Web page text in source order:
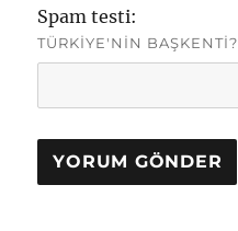
Spam testi:
TÜRKIYE'NIN BAŞKENTI?